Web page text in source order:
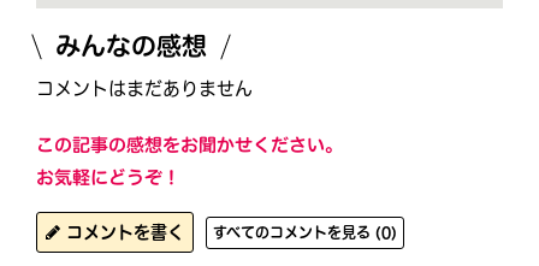
みんなの感想
コメントはまだありません
この記事の感想をお聞かせください。
お気軽にどうぞ！
コメントを書く すべてのコメントを見る (0)